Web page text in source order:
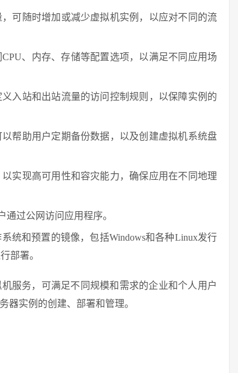
可随时增加或减少虚拟机实例，以应对不同的流
、内存、存储等配置选项，以满足不同应用场
入站和出站流量的访问控制规则，以保障实例的
帮助用户定期备份数据，以及创建虚拟机系统盘
实现高可用性和容灾能力，确保应用在不同地理
通过公网访问应用程序。
统和预置的镜像，包括Windows和各种Linux发行
部署。
服务，可满足不同规模和需求的企业和个人用户
器实例的创建、部署和管理。